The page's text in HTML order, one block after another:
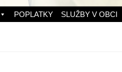
POPLATKY SLUŽBY V OBCI